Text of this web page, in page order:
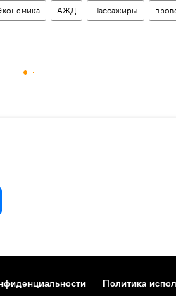
АЖД Пассажиры
Политика